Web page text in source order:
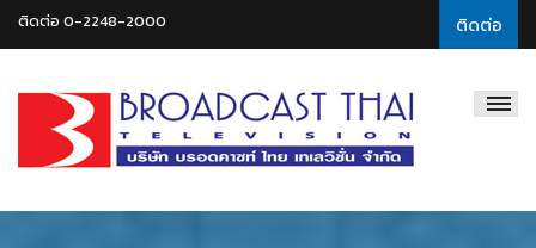
ติดต่อ
ติดต่อ 0-2248-2000
Thai